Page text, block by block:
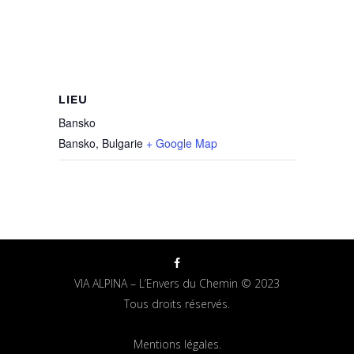
LIEU
Bansko
Bansko, Bulgarie + Google Map
VIA ALPINA – L’Envers du Chemin © 2023
Tous droits réservés.
Mentions légales.